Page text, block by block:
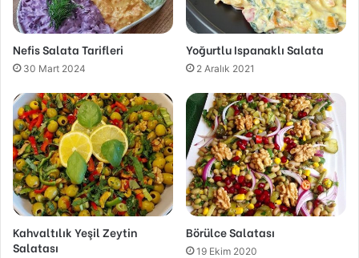
Nefis Salata Tarifleri
30 Mart 2024
Yoğurtlu Ispanaklı Salata
2 Aralık 2021
Kahvaltılık Yeşil Zeytin
Salatası
Börülce Salatası
19 Ekim 2020